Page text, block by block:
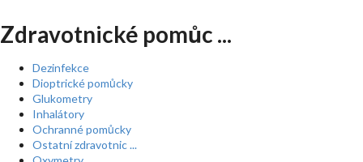
Zdravotnické pomůc ...
Dezinfekce
Dioptrické pomůcky
Glukometry
Inhalátory
Ochranné pomůcky
Ostatní zdravotnic ...